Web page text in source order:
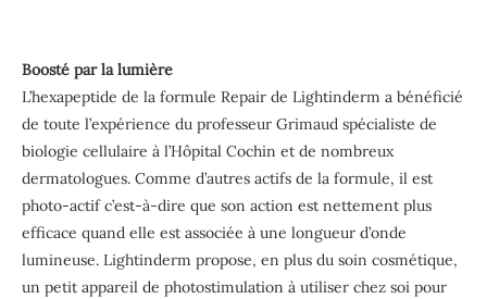
Boosté par la lumière
L’hexapeptide de la formule Repair de Lightinderm a bénéficié
de toute l’expérience du professeur Grimaud spécialiste de
biologie cellulaire à l’Hôpital Cochin et de nombreux
dermatologues. Comme d’autres actifs de la formule, il est
photo-actif c’est-à-dire que son action est nettement plus
efficace quand elle est associée à une longueur d’onde
lumineuse. Lightinderm propose, en plus du soin cosmétique,
un petit appareil de photostimulation à utiliser chez soi pour